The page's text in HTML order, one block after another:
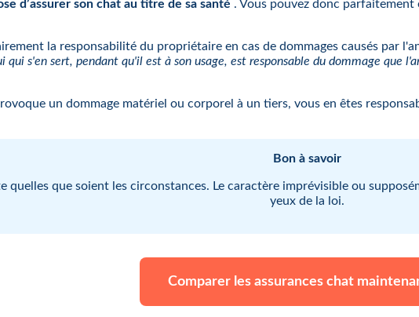
d’assurer son chat au titre de sa santé . Vous pouvez donc
la responsabilité du propriétaire en cas de dommages causés par
s'en sert, pendant qu'il est à son usage, est responsable du dommage que
un dommage matériel ou corporel à un tiers, vous en êtes
Bon à savoir
quelles que soient les circonstances. Le caractère imprévisible ou
yeux de la loi.
Comparer les assurances chat